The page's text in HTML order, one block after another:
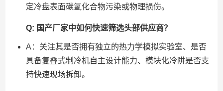
定冷盘表面碳氢化合物污染或物理损伤。
Q: 国产厂家中如何快速筛选头部供应商？
A：关注其是否拥有独立的热力学模拟实验室、是否
具备复叠式制冷机自主设计能力、模块化冷阱是否支
持快速现场拆卸。